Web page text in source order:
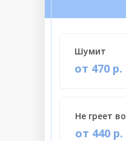
от 470 р.
Шумит
от 440 р.
Не греет